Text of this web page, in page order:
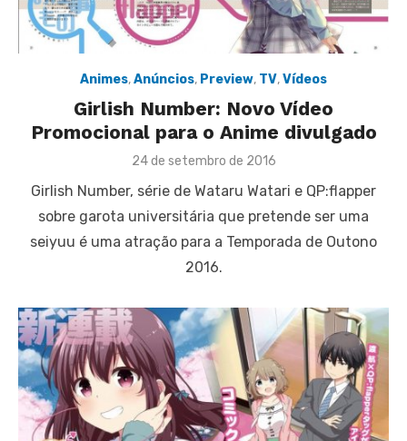
Animes,Anúncios, Preview, TV,Vídeos
Girlish Number: Novo Vídeo
Promocional para o Anime divulgado
Posted
24 de setembro de 2016
Girlish Number, série de Wataru Watari e QP:flapper
sobre garota universitária que pretende ser uma
seiyuu é uma atração para a Temporada de Outono
2016.